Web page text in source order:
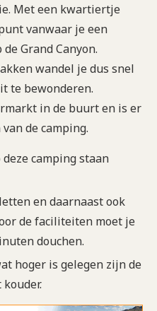
Met een kwartiertje
vanwaar je een
Grand Canyon.
wandel je dus snel
te bewonderen.
in de buurt en is er
de camping.
camping staan
en daarnaast ook
de faciliteiten moet je
douchen.
hoger is gelegen zijn de